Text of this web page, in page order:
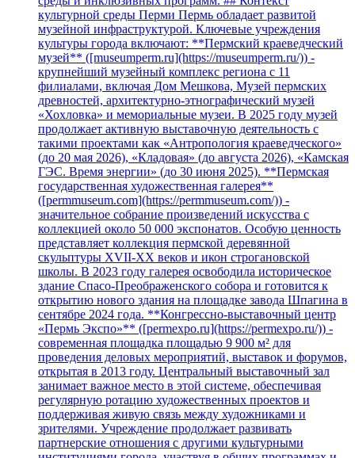
культурной среды Перми Пермь обладает развитой
музейной инфраструктурой. Ключевые учреждения
культуры города включают: **Пермский краеведческий
музей** ([museumperm.ru](https://museumperm.ru/)) -
крупнейший музейный комплекс региона с 11
филиалами, включая Дом Мешкова, Музей пермских
древностей, архитектурно-этнографический музей
«Хохловка» и мемориальные музеи. В 2025 году музей
продолжает активную выставочную деятельность с
такими проектами как «Антропология краеведческого»
(до 20 мая 2026), «Кладовая» (до августа 2026), «Камская
ГЭС. Время энергии» (до 30 июня 2025). **Пермская
государственная художественная галерея**
([permmuseum.com](https://permmuseum.com/)) -
значительное собрание произведений искусства с
коллекцией около 50 000 экспонатов. Особую ценность
представляет коллекция пермской деревянной
скульптуры XVII-XX веков и икон строгановской
школы. В 2023 году галерея освободила историческое
здание Спасо-Преображенского собора и готовится к
открытию нового здания на площадке завода Шпагина в
сентябре 2024 года. **Конгрессно-выставочный центр
«Пермь Экспо»** ([permexpo.ru](https://permexpo.ru/)) -
современная площадка площадью 9 900 м² для
проведения деловых мероприятий, выставок и форумов,
открытая в 2013 году. Центральный выставочный зал
занимает важное место в этой системе, обеспечивая
регулярную ротацию художественных проектов и
поддерживая живую связь между художниками и
зрителями. Учреждение продолжает развивать
партнерские отношения с другими культурными